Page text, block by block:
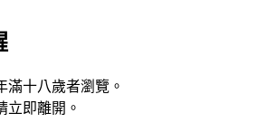
滿十八歲者瀏覽。
立即離開。